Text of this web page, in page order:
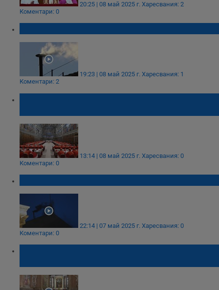
20:25 | 08 май 2025 г. Харесвания: 2
Коментари: 0
19:23 | 08 май 2025 г. Харесвания: 1
Коментари: 2
13:14 | 08 май 2025 г. Харесвания: 0
Коментари: 0
22:14 | 07 май 2025 г. Харесвания: 0
Коментари: 0